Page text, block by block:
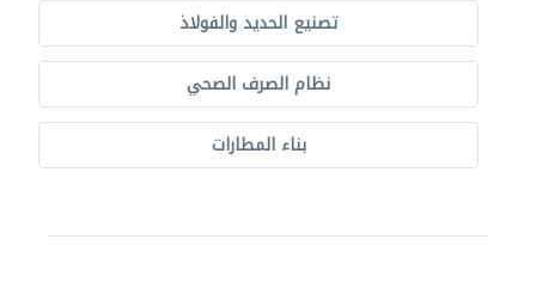
تصنيع الحديد والفولاذ
نظام الصرف الصحي
بناء المطارات